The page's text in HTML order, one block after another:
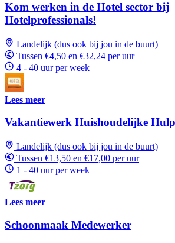
Kom werken in de Hotel sector bij
Hotelprofessionals!
Landelijk (dus ook bij jou in de buurt)
Tussen €4,50 en €32,24 per uur
4 - 40 uur per week
Lees meer
Vakantiewerk Huishoudelijke
Landelijk (dus ook bij jou in de buurt)
Tussen €13,50 en €17,00 per uur
1 - 40 uur per week
Lees meer
Schoonmaak Medewerker